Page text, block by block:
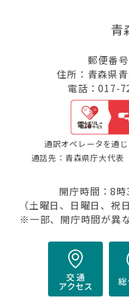
青
郵便番
住所：青森県
電話：017-
通訳オペレータを通
通話先：青森県庁大代表
開庁時間：8
（土曜日、日曜日、祝
※一部、開庁時間が異